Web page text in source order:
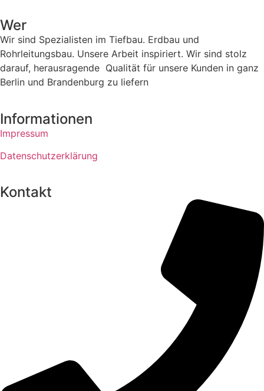
Wer
Wir sind Spezialisten im Tiefbau. Erdbau und
Rohrleitungsbau. Unsere Arbeit inspiriert. Wir sind stolz
darauf, herausragende Qualität für unsere Kunden in ganz
Berlin und Brandenburg zu liefern
Informationen
Impressum
Datenschutzerklärung
Kontakt